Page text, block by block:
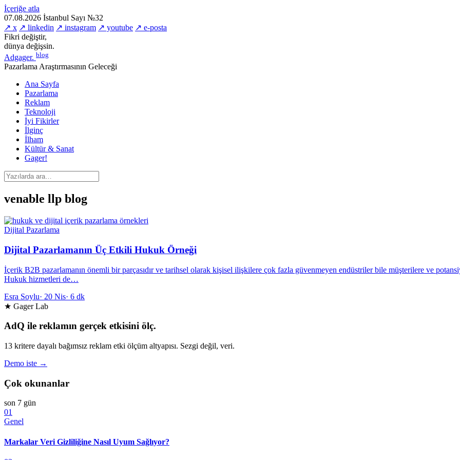
İçeriğe atla
07.08.2026 İstanbul Sayı №32
↗ x ↗ linkedin ↗ instagram ↗ youtube ↗ e-posta
Fikri değiştir,
dünya değişsin.
Adgager. blog
Pazarlama Araştırmasının Geleceği
Ana Sayfa
Pazarlama
Reklam
Teknoloji
İyi Fikirler
İlginç
İlham
Kültür & Sanat
Gager!
venable llp blog
Dijital Pazarlama
Dijital Pazarlamanın Üç Etkili Hukuk Örneği
İçerik B2B pazarlamanın önemli bir parçasıdır ve tarihsel olarak kişisel ilişkilere çok fazla güvenmeyen endüstriler bile müşterilere ve
Hukuk hizmetleri de…
Esra Soylu· 20 Nis· 6 dk
★ Gager Lab
AdQ ile reklamın gerçek etkisini ölç.
13 kritere dayalı bağımsız reklam etki ölçüm altyapısı. Sezgi değil, veri.
Demo iste →
Çok okunanlar
son 7 gün
01
Genel
Markalar Veri Gizliliğine Nasıl Uyum Sağlıyor?